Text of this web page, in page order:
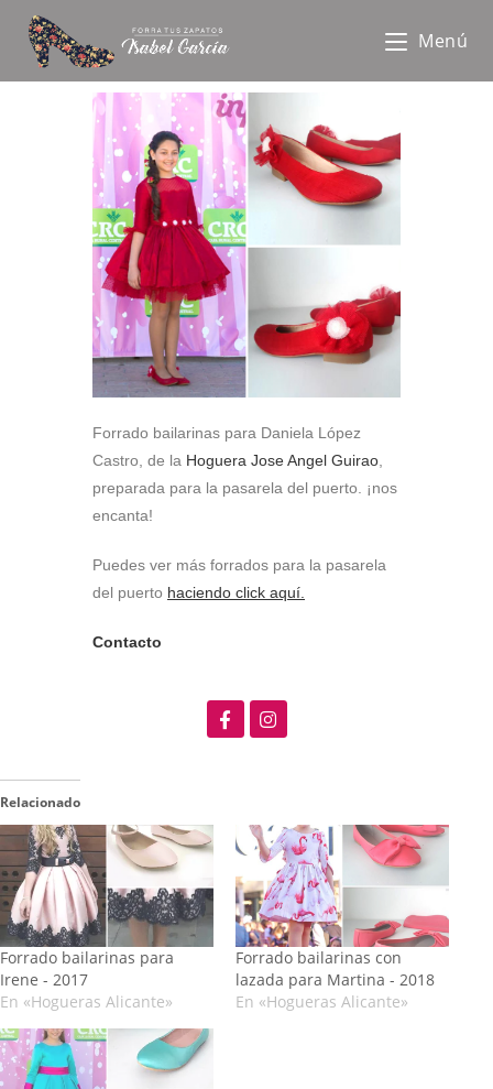
Menú
Forrado bailarinas para Daniela López
Castro, de la Hoguera Jose Angel Guirao,
preparada para la pasarela del puerto. ¡nos
encanta!
Puedes ver más forrados para la pasarela
del puerto haciendo click aquí.
Contacto
Relacionado
Forrado bailarinas para
Irene - 2017
En «Hogueras Alicante»
Forrado bailarinas con
lazada para Martina - 2018
En «Hogueras Alicante»